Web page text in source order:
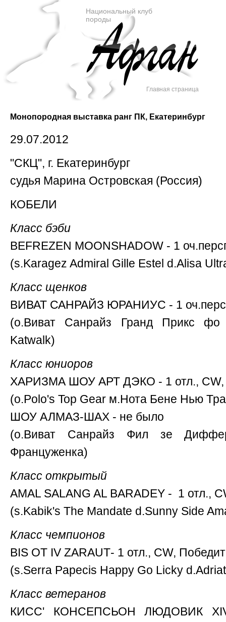
Национальный клуб
породы
Главная страница
Монопородная выставка ранг ПК, Екатеринбург
29.07.2012
"СКЦ", г. Екатеринбург
судья Марина Островская (Россия)
КОБЕЛИ
Класс бэби
BEFREZEN MOONSHADOW - 1
(s.Karagez Admiral Gille Estel d.Alisa
Класс щенков
ВИВАТ САНРАЙЗ ЮРАНИУС - 1
(о.Виват Санрайз Гранд Прикс
Katwalk)
Класс юниоров
ХАРИЗМА ШОУ АРТ ДЭКО - 1 отл., CW,
(о.Polo's Top Gear м.Нота Бене Нью
ШОУ АЛМАЗ-ШАХ - не было
(о.Виват Санрайз Фил зе
Француженка)
Класс открытый
AMAL SALANG AL BARADEY - 1 отл.,
(s.Kabik's The Mandate d.Sunny Side
Класс чемпионов
BIS OT IV ZARAUТ- 1 отл., CW,
(s.Serra Papecis Happy Go Licky
Класс ветеранов
КИСС' КОНСЕПСЬОН ЛЮДОВИК